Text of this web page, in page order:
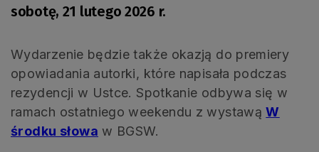
sobotę, 21 lutego 2026 r.
Wydarzenie będzie także okazją do premiery
opowiadania autorki, które napisała podczas
rezydencji w Ustce. Spotkanie odbywa się w
ramach ostatniego weekendu z wystawąW
środku słowa w BGSW.